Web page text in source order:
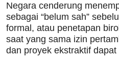
Negara cenderung
sebagai “belum sah”
formal, atau penetapan
saat yang sama izin
dan proyek ekstraktif